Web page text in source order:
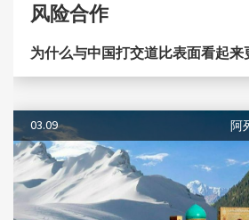
风险合作
为什么与中国打交道比表面看起来
03.09 阿